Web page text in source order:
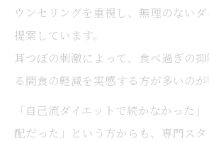
ウンセリングを重視し、無理のない
提案しています。
耳つぼの刺激によって、食べ過ぎの
る間食の軽減を実感する方が多いのが
「自己流ダイエットで続かなかった
配だった」という方からも、専門ス